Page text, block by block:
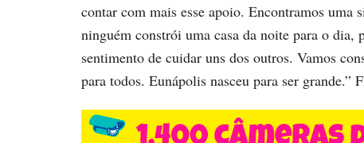
contar com mais esse apoio. Encontramos
ninguém constrói uma casa da noite para o dia,
sentimento de cuidar uns dos outros. Vamos
para todos. Eunápolis nasceu para ser grande.”